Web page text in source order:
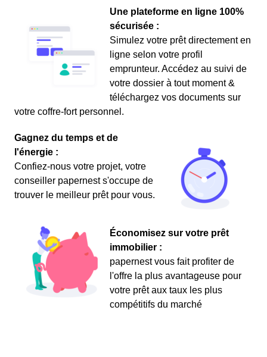
Une plateforme en ligne 100%
sécurisée :
Simulez votre prêt directement en
ligne selon votre profil
emprunteur. Accédez au suivi de
votre dossier à tout moment &
téléchargez vos documents sur
votre coffre-fort personnel.
Gagnez du temps et de
l'énergie :
Confiez-nous votre projet, votre
conseiller papernest s'occupe de
trouver le meilleur prêt pour vous.
Économisez sur votre prêt
immobilier :
papernest vous fait profiter de
l'offre la plus avantageuse pour
votre prêt aux taux les plus
compétitifs du marché